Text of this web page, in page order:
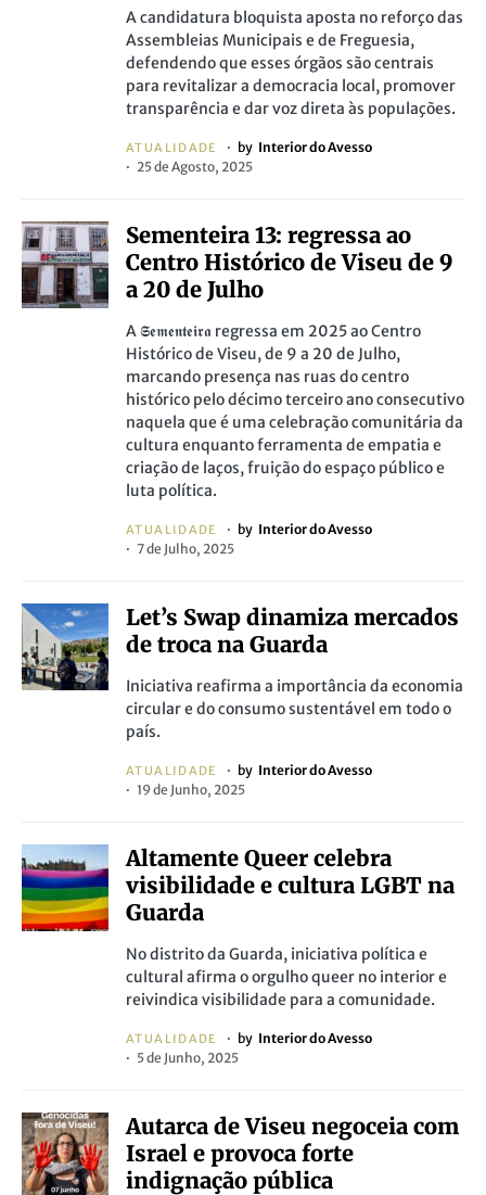
A candidatura bloquista aposta no reforço das
Assembleias Municipais e de Freguesia,
defendendo que esses órgãos são centrais
para revitalizar a democracia local, promover
transparência e dar voz direta às populações.
ATUALIDADE by Interior do Avesso
25 de Agosto, 2025
Sementeira 13: regressa ao
Centro Histórico de Viseu de 9
a 20 de Julho
A 𝕾𝖊𝖒𝖊𝖓𝖙𝖊𝖎𝖗𝖆 regressa em 2025 ao Centro
Histórico de Viseu, de 9 a 20 de Julho,
marcando presença nas ruas do centro
histórico pelo décimo terceiro ano consecutivo
naquela que é uma celebração comunitária da
cultura enquanto ferramenta de empatia e
criação de laços, fruição do espaço público e
luta política.
ATUALIDADE by Interior do Avesso
7 de Julho, 2025
Let’s Swap dinamiza mercados
de troca na Guarda
Iniciativa reafirma a importância da economia
circular e do consumo sustentável em todo o
país.
ATUALIDADE by Interior do Avesso
19 de Junho, 2025
Altamente Queer celebra
visibilidade e cultura LGBT na
Guarda
No distrito da Guarda, iniciativa política e
cultural afirma o orgulho queer no interior e
reivindica visibilidade para a comunidade.
ATUALIDADE by Interior do Avesso
5 de Junho, 2025
Autarca de Viseu negoceia com
Israel e provoca forte
indignação pública